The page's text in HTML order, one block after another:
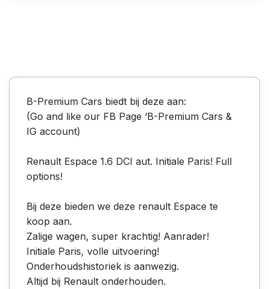
B-Premium Cars biedt bij deze aan:
(Go and like our FB Page ‘B-Premium Cars &
IG account)
Renault Espace 1.6 DCI aut. Initiale Paris! Full
options!
Bij deze bieden we deze renault Espace te
koop aan.
Zalige wagen, super krachtig! Aanrader!
Initiale Paris, volle uitvoering!
Onderhoudshistoriek is aanwezig.
Altijd bij Renault onderhouden.